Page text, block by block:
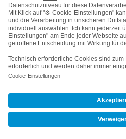
Kooperations- & Werbepartner
Vertrag
Nach
© Telefónica Germany GmbH &